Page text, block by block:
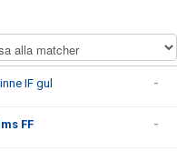
IF gul -
FF -